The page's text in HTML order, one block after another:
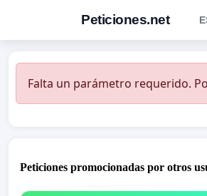
Peticiones.net
Falta un parámetro requerido.
Peticiones promocionadas por otros